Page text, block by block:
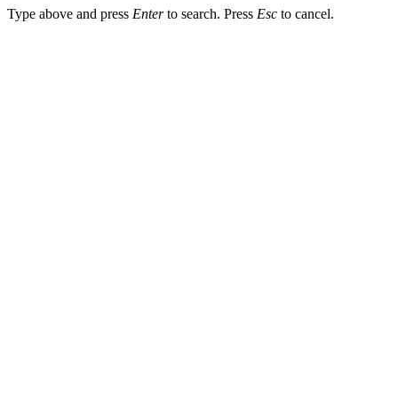
Type above and press Enterto search. Press Esc to cancel.